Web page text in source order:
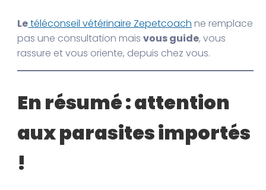
Letéléconseil vétérinaire Zepetcoach ne remplace
pas une consultation maisvous guide, vous
rassure et vous oriente, depuis chez vous.
En résumé : attention
aux parasites importés
!